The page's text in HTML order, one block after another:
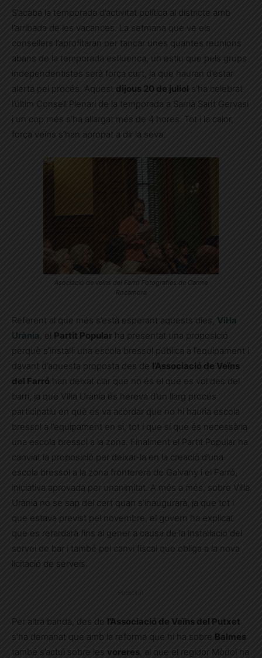
S’acaba la temporada d’activitat política al districte amb
l’arribada de les vacances. La setmana que ve els
consellers l’aprofitaran per tancar unes quantes reunions
abans de la temporada estiuenca, un estiu que pels grups
independentistes serà força curt, ja que hauran d’estar
alerta pel procés. Aquest dijous 20 de juliol s’ha celebrat
l’últim Consell Plenari de la temporada a Sarrià Sant Gervasi
i un cop més s’ha allargat més de 4 hores. Tot i la calor,
força veïns s’han apropat a dir la seva.
Asociació de veïns del Farró Fotografies de Carme
Rocamora
Referent al que més s’està esperant aquests dies, Vil·la
Urània , el Partit Popular ha presentat una proposició
perquè s’instal·li una escola bressol pública a l’equipament i
davant d’aquesta proposta des de l’Associació de Veïns
del Farró han deixat clar que no és el que es vol des del
barri, ja que Vil·la Urània és hereva d’un llarg procés
participatiu en què es va acordar que no hi hauria escola
bressol a l’equipament en si, tot i que sí que és necessària
una escola bressol a la zona. Finalment el Partit Popular ha
canviat la proposició per deixar-la en la creació d’una
escola bressol a la zona fronterera de Galvany i el Farró,
iniciativa aprovada per unanimitat. A més a més, sobre Vil·la
Urània no se sap del cert quan s’inaugurarà, ja que tot i
que estava previst pel novembre, el govern ha explicat
que es retardarà fins al gener a causa de la instal·lació del
servei de bar i també pel canvi fiscal que obliga a la nova
licitació de serveis.
Publicitat
Per altra banda, des de l’Associació de Veïns del Putxet
s’ha demanat que amb la reforma que hi ha sobre Balmes
també s’actuï sobre les voreres , al que el regidor Mòdol ha